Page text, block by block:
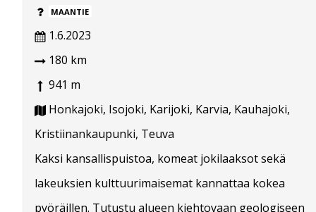
MAANTIE
1.6.2023
180 km
941 m
Honkajoki, Isojoki, Karijoki, Karvia, Kauhajoki,
Kristiinankaupunki, Teuva
Kaksi kansallispuistoa, komeat jokilaaksot sekä
lakeuksien kulttuurimaisemat kannattaa kokea
pyöräillen. Tutustu alueen kiehtovaan geologiseen